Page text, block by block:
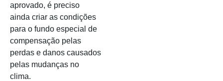
aprovado, é preciso
ainda criar as condições
para o fundo especial de
compensação pelas
perdas e danos causados
pelas mudanças no
clima.